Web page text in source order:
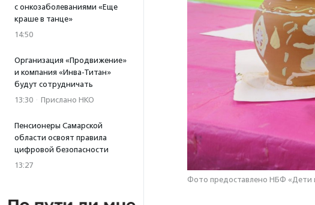
с онкозаболеваниями «Еще
краше в танце»
14:50
Организация «Продвижение»
и компания «Инва-Титан»
будут сотрудничать
13:30 · Прислано НКО
Пенсионеры Самарской
области освоят правила
цифровой безопасности
13:27
Фото предоставлено НБФ «Дети